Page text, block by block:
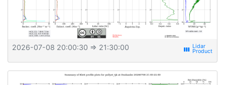
2026-07-08 20:00:30 ⇒ 21:30:00 view_week